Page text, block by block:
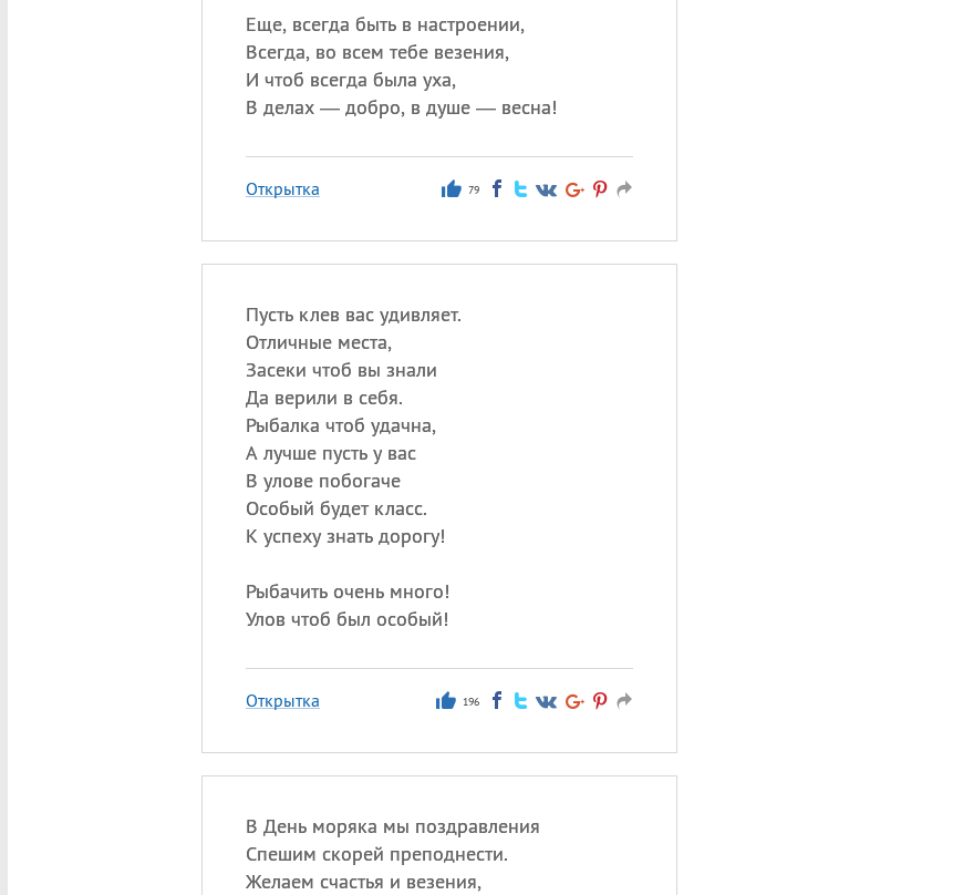
Еще, всегда быть в настроении,
Всегда, во всем тебе везения,
И чтоб всегда была уха,
В делах — добро, в душе — весна!
Открытка 79
Пусть клев вас удивляет.
Отличные места,
Засеки чтоб вы знали
Да верили в себя.
Рыбалка чтоб удачна,
А лучше пусть у вас
В улове побогаче
Особый будет класс.
К успеху знать дорогу!
Рыбачить очень много!
Улов чтоб был особый!
Открытка 196
В День моряка мы поздравления
Спешим скорей преподнести.
Желаем счастья и везения,